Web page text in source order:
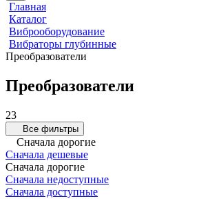
Главная
Каталог
Виброоборудование
Вибраторы глубинные
Преобразователи
Преобразователи
23
Все фильтры
Сначала дорогие
Сначала дешевые
Сначала дорогие
Сначала недоступные
Сначала доступные